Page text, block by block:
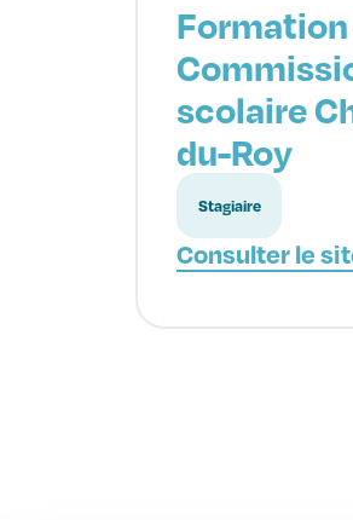
scolaire
du-Roy
Stagiaire
Consulter le